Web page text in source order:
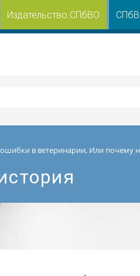
Издательство СПбВО
в ветеринарии, Или почему